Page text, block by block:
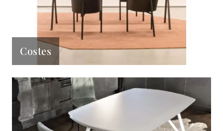
Costes